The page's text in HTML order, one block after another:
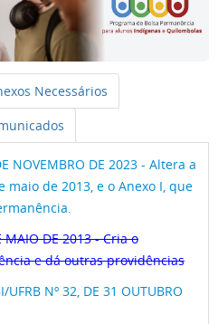
Necessários
NOVEMBRO DE 2023 - Altera a
maio de 2013, e o Anexo I, que
MAIO DE 2013 - Cria o
e dá outras providências
UFRB Nº 32, DE 31 OUTUBRO